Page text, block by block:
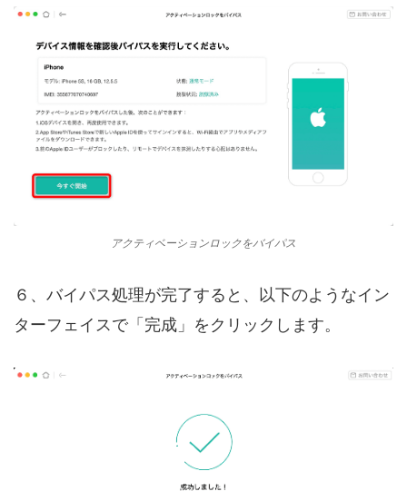
アクティベーションロックをバイパス
６、バイパス処理が完了すると、以下のようなイン
ターフェイスで「完成」をクリックします。